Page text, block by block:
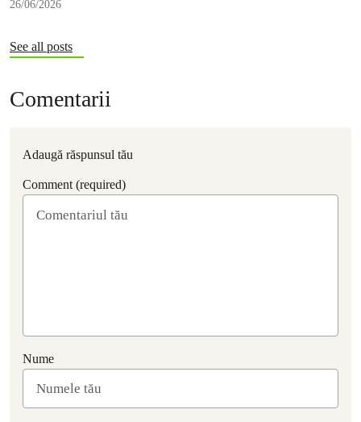
26/06/2026
See all posts
Comentarii
Adaugă răspunsul tău
Comment (required)
Nume